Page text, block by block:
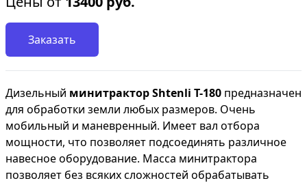
Заказать
Дизельный минитракторShtenli Т-180 предназначен
для обработки земли любых размеров. Очень
мобильный и маневренный. Имеет вал отбора
мощности, что позволяет подсоединять различное
навесное оборудование. Масса минитрактора
позволяет без всяких сложностей обрабатывать